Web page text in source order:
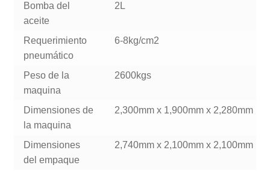
Bomba del
aceite
2L
Requerimiento
pneumático
6-8kg/cm2
Peso de la
maquina
2600kgs
Dimensiones de
la maquina
2,300mm x 1,900mm x 2,280mm
Dimensiones
del empaque
2,740mm x 2,100mm x 2,100mm